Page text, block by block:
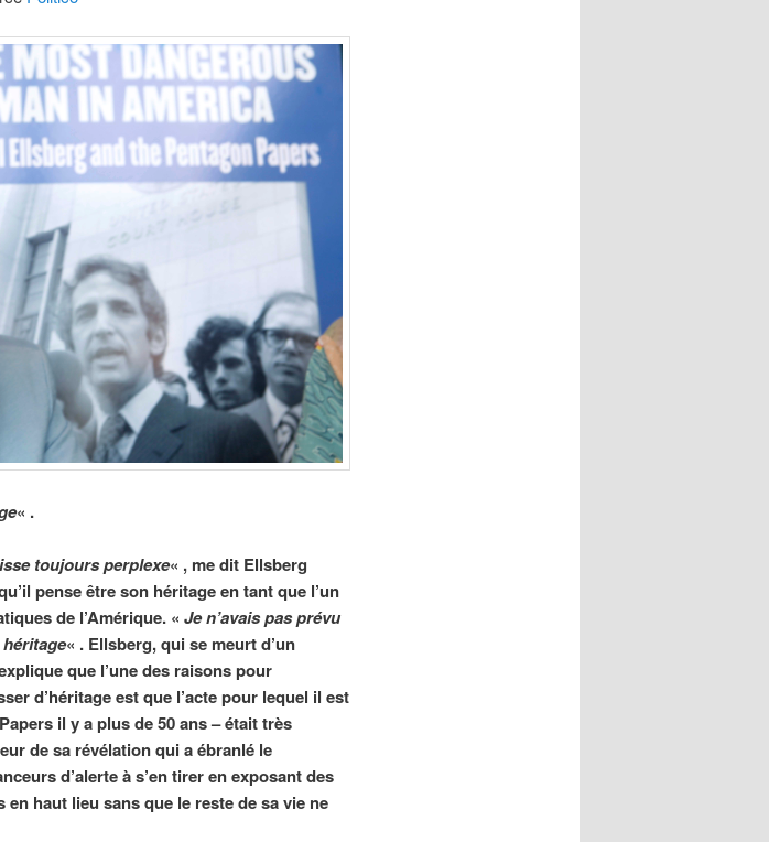
« .
toujours perplexe« , me dit Ellsberg
pense être son héritage en tant que l’un
de l’Amérique. « Je n’avais pas prévu
héritage« . Ellsberg, qui se meurt d’un
que l’une des raisons pour
d’héritage est que l’acte pour lequel il est
il y a plus de 50 ans – était très
de sa révélation qui a ébranlé le
d’alerte à s’en tirer en exposant des
haut lieu sans que le reste de sa vie ne